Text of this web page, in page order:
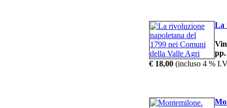
La
pp.
€ 18,00 (incluso 4 %